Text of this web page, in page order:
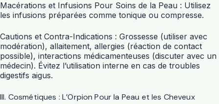
Macérations et Infusions Pour Soins de la Peau : Utilisez
les infusions préparées comme tonique ou compresse.
Cautions et Contra-Indications : Grossesse (utiliser avec
modération), allaitement, allergies (réaction de contact
possible), interactions médicamenteuses (discuter avec un
médecin). Évitez l’utilisation interne en cas de troubles
digestifs aigus.
III. Cosmétiques : L’Orpion Pour la Peau et les Cheveux